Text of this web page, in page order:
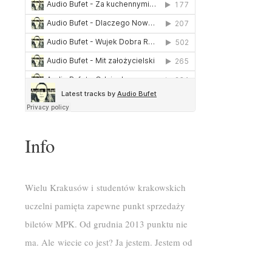
Info
Wielu Krakusów i studentów krakowskich
uczelni pamięta zapewne punkt sprzedaży
biletów MPK. Od grudnia 2013 punktu nie
ma. Ale wiecie co jest? Ja jestem. Jestem od